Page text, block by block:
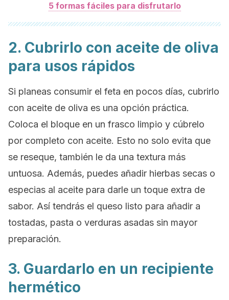
5 formas fáciles para disfrutarlo
2. Cubrirlo con aceite de oliva
para usos rápidos
Si planeas consumir el feta en pocos días, cubrirlo
con aceite de oliva es una opción práctica.
Coloca el bloque en un frasco limpio y cúbrelo
por completo con aceite. Esto no solo evita que
se reseque, también le da una textura más
untuosa. Además, puedes añadir hierbas secas o
especias al aceite para darle un toque extra de
sabor. Así tendrás el queso listo para añadir a
tostadas, pasta o verduras asadas sin mayor
preparación.
3. Guardarlo en un recipiente
hermético